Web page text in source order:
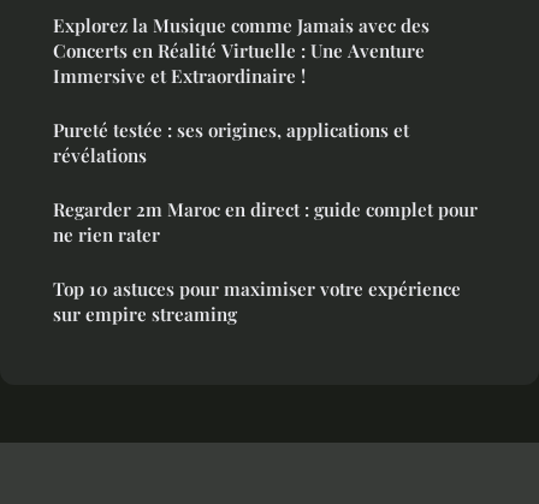
Explorez la Musique comme Jamais avec des
Concerts en Réalité Virtuelle : Une Aventure
Immersive et Extraordinaire !
Pureté testée : ses origines, applications et
révélations
Regarder 2m Maroc en direct : guide complet pour
ne rien rater
Top 10 astuces pour maximiser votre expérience
sur empire streaming